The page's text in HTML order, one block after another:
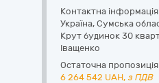
Контактна
Україна, Сумська
Крут будинок 30
Іващенко
Остаточна
6 264 542 UAH, з ПДВ